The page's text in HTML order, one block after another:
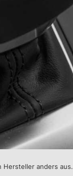
Hersteller anders aus.